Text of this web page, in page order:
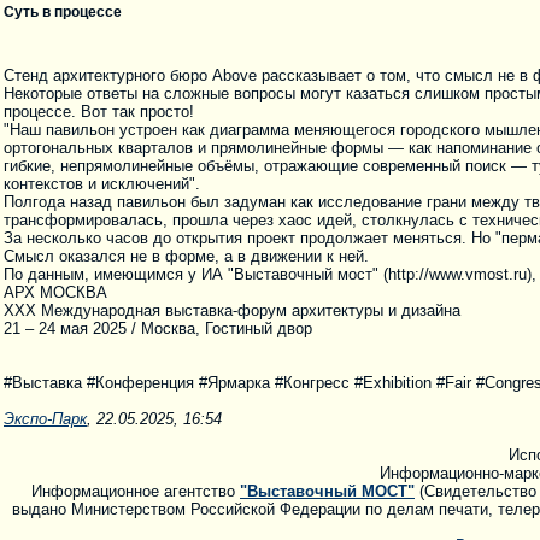
Суть в процессе
Стенд архитектурного бюро Above рассказывает о том, что смысл не
Некоторые ответы на сложные вопросы могут казаться слишком
процессе. Вот так просто!
"Наш павильон устроен как диаграмма меняющегося городского
ортогональных кварталов и прямолинейные формы — как
гибкие, непрямолинейные объёмы, отражающие современный поиск —
контекстов и исключений".
Полгода назад павильон был задуман как исследование грани между
трансформировалась, прошла через хаос идей, столкнулась с
За несколько часов до открытия проект продолжает меняться. Но
Смысл оказался не в форме, а в движении к ней.
По данным, имеющимся у ИА "Выставочный мост" (http://www.vmost.ru),
АРХ МОСКВА
XXX Международная выставка-форум архитектуры и дизайна
21 – 24 мая 2025 / Москва, Гостиный двор
#Выставка #Конференция #Ярмарка #Конгресс #Exhibition #Fair
Экспо-Парк, 22.05.2025, 16:54
Информационно-
Информационное агентство "Выставочный МОСТ"
выдано Министерством Российской Федерации по делам печати,